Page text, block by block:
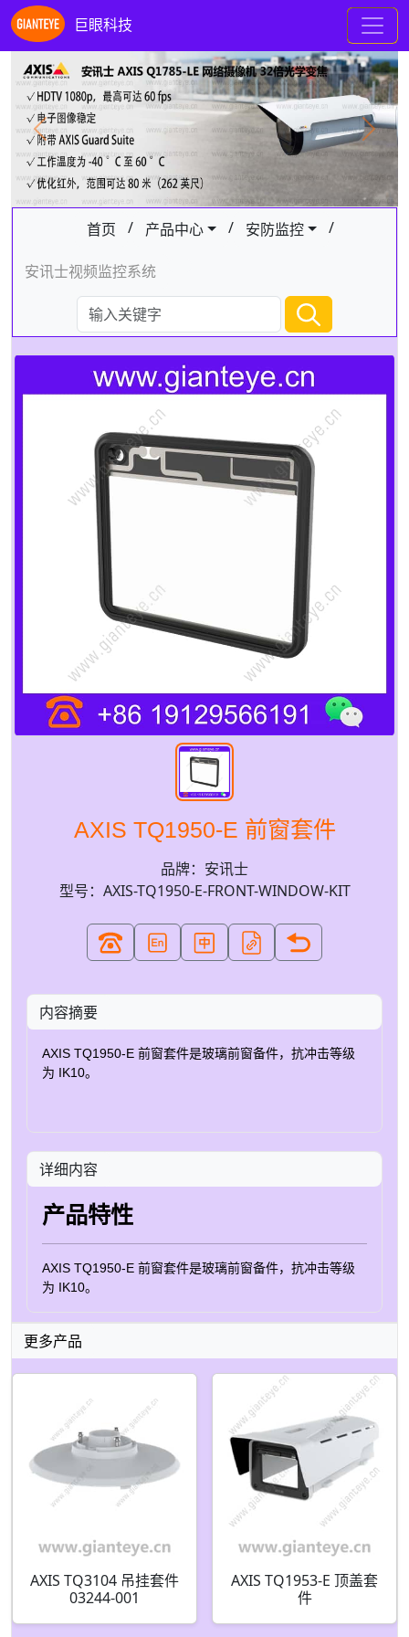
巨眼科技
Previous Next
首页 / 产品中心 / 安防监控 /
安讯士视频监控系统
AXIS TQ1950-E 前窗套件
品牌：安讯士
型号：AXIS-TQ1950-E-FRONT-WINDOW-KIT
内容摘要
AXIS TQ1950-E 前窗套件是玻璃前窗备件，抗冲击等级
为 IK10。
详细内容
产品特性
AXIS TQ1950-E 前窗套件是玻璃前窗备件，抗冲击等级
为 IK10。
更多产品
AXIS TQ3104 吊挂套件
03244-001
AXIS TQ1953-E 顶盖套
件